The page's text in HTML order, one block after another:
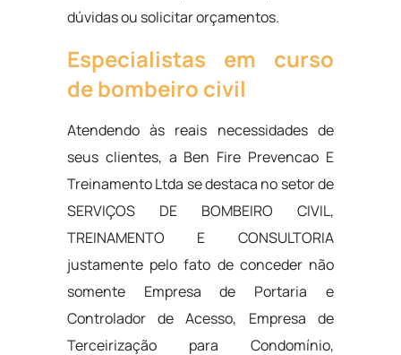
dúvidas ou solicitar orçamentos.
Especialistas em curso
de bombeiro civil
Atendendo às reais necessidades de
seus clientes, a Ben Fire Prevencao E
Treinamento Ltda se destaca no setor de
SERVIÇOS DE BOMBEIRO CIVIL,
TREINAMENTO E CONSULTORIA
justamente pelo fato de conceder não
somente Empresa de Portaria e
Controlador de Acesso, Empresa de
Terceirização para Condomínio,